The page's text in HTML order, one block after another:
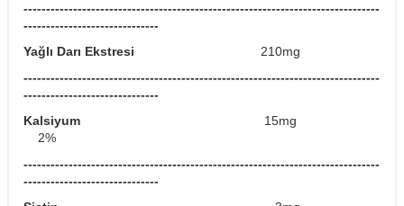
-------------------------------------------------------------------------------
------------------------------
Yağlı Darı Ekstresi 210mg
-------------------------------------------------------------------------------
------------------------------
Kalsiyum
15mg
2%
-------------------------------------------------------------------------------
------------------------------